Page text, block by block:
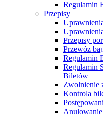
Regulamin
Przepisy
Przepisy
Przewóz
Regulamin
Regulamin
Biletów
Zwolnienie
Kontrola